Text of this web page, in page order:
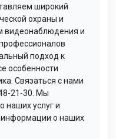
широкий
охраны и
видеонаблюдения и
подход к
особенности
Связаться с нами
21-30. Мы
наших услуг и
о наших